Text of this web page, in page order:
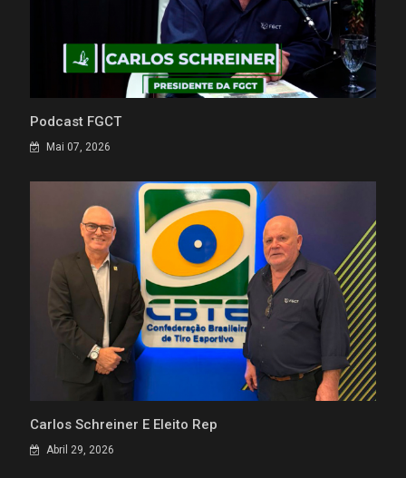
Podcast FGCT
Mai 07, 2026
Carlos Schreiner É Eleito Rep
Abril 29, 2026